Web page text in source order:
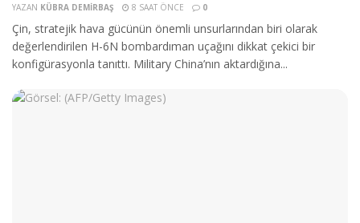
YAZAN KÜBRA DEMIRBAŞ 8 SAAT ÖNCE 0
Çin, stratejik hava gücünün önemli unsurlarından biri olarak
değerlendirilen H-6N bombardıman uçağını dikkat çekici bir
konfigürasyonla tanıttı. Military China’nın aktardığına...